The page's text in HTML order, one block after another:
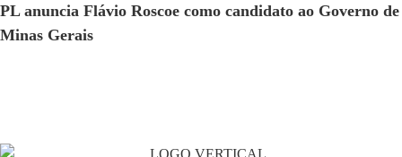
PL anuncia Flávio Roscoe como candidato ao Governo de
Minas Gerais